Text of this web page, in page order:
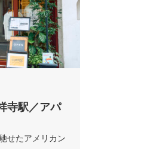
寺駅／アパ
せたアメリカン